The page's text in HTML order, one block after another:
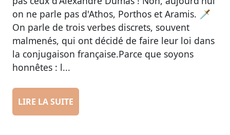
on ne parle pas d'Athos, Porthos et Aramis. 🗡️
On parle de trois verbes discrets, souvent
malmenés, qui ont décidé de faire leur loi dans
la conjugaison française.Parce que soyons
honnêtes : l...
LIRE LA SUITE